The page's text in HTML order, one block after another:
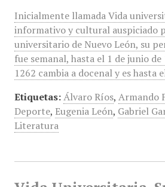
Inicialmente llamada Vida
informativo y cultural auspiciado
universitario de Nuevo León, su
fue semanal, hasta el 1 de junio
1262 cambia a docenal y es hasta
Etiquetas: Álvaro Ríos, Armando
Deporte, Eugenia León, Gabriel
Literatura